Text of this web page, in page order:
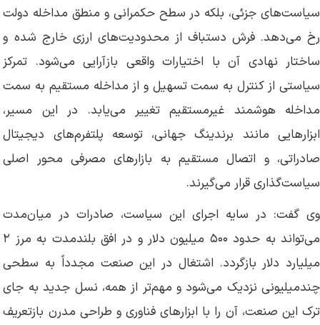
سیاست‌های جزئی، بلکه در سطح حکمرانی و منطق مداخله دولت
رخ می‌دهد. فرش دستباف از محدودیت‌های ارزی خارج شده و
ساختار نهادی آن با اختیارات واقعی بازآرایی می‌شود. تمرکز
سیاستی از کنترل به سمت تسهیل و از مداخله مستقیم به سمت
مداخله هوشمند غیرمستقیم تغییر می‌یابد. در این مسیر،
ابزارهایی مانند برندینگ جهانی، توسعه پلتفرم‌های دیجیتال
صادراتی، و اتصال مستقیم به بازارهای مصرفی محور اصلی
سیاست‌گذاری قرار می‌گیرند.
وی گفت: در سایه اجرای این سیاست، صادرات در میان‌مدت
می‌تواند به حدود ۵۰۰ میلیون دلار و در افق بلندمدت به مرز ۲
میلیارد دلار بازگردد. اشتغال در این صنعت مجدداً به سطحی
چندمیلیونی نزدیک می‌شود و مهم‌تر از همه، نسل جدید به جای
ترک این صنعت، آن را با ابزارهای فناوری و طراحی مدرن بازتعریف